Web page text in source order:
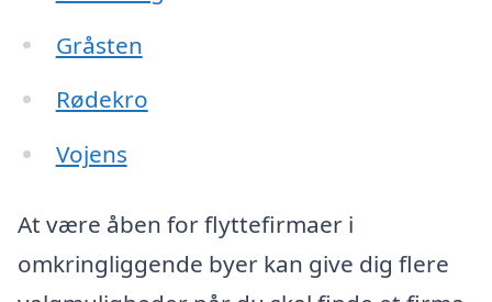
Gråsten
Rødekro
Vojens
At være åben for flyttefirmaer i
omkringliggende byer kan give dig flere